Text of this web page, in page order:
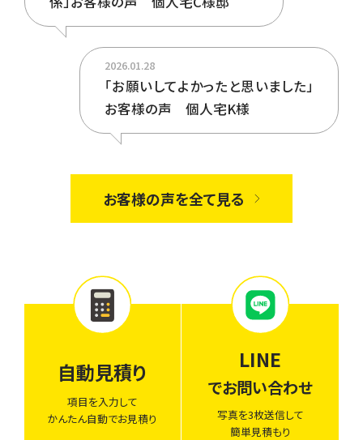
2026.01.28
「お願いしてよかったと思いました」
お客様の声 個人宅K様
お客様の声を全て見る
自動見積り
項目を入力して
かんたん自動でお見積り
LINE
でお問い合わせ
写真を3枚送信して
簡単見積もり